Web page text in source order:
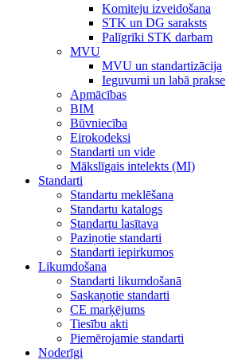
Komiteju izveidošana
STK un DG saraksts
Palīgrīki STK darbam
MVU
MVU un standartizācija
Ieguvumi un labā prakse
Apmācības
BIM
Būvniecība
Eirokodeksi
Standarti un vide
Mākslīgais intelekts (MI)
Standarti
Standartu meklēšana
Standartu katalogs
Standartu lasītava
Paziņotie standarti
Standarti iepirkumos
Likumdošana
Standarti likumdošanā
Saskaņotie standarti
CE marķējums
Tiesību akti
Piemērojamie standarti
Noderīgi